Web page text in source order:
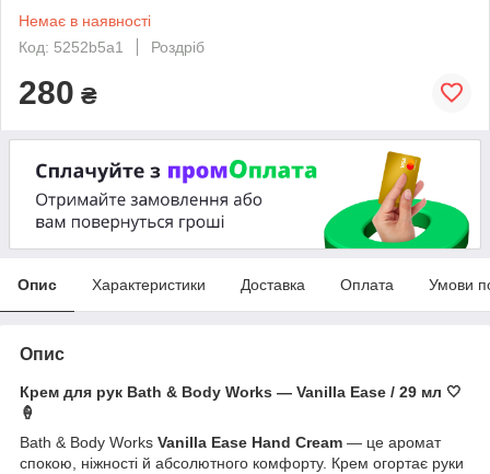
Немає в наявності
Код: 5252b5a1
Роздріб
280 ₴
Опис Характеристики Доставка Оплата Умови
Опис
Крем для рук Bath & Body Works — Vanilla Ease / 29 мл 🤍
🍦
Bath & Body Works Vanilla Ease Hand Cream — це аромат
спокою, ніжності й абсолютного комфорту. Крем огортає руки